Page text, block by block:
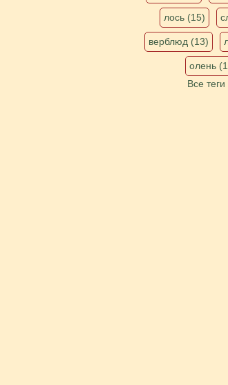
лось (15)
верблюд (13)
олень
Все теги